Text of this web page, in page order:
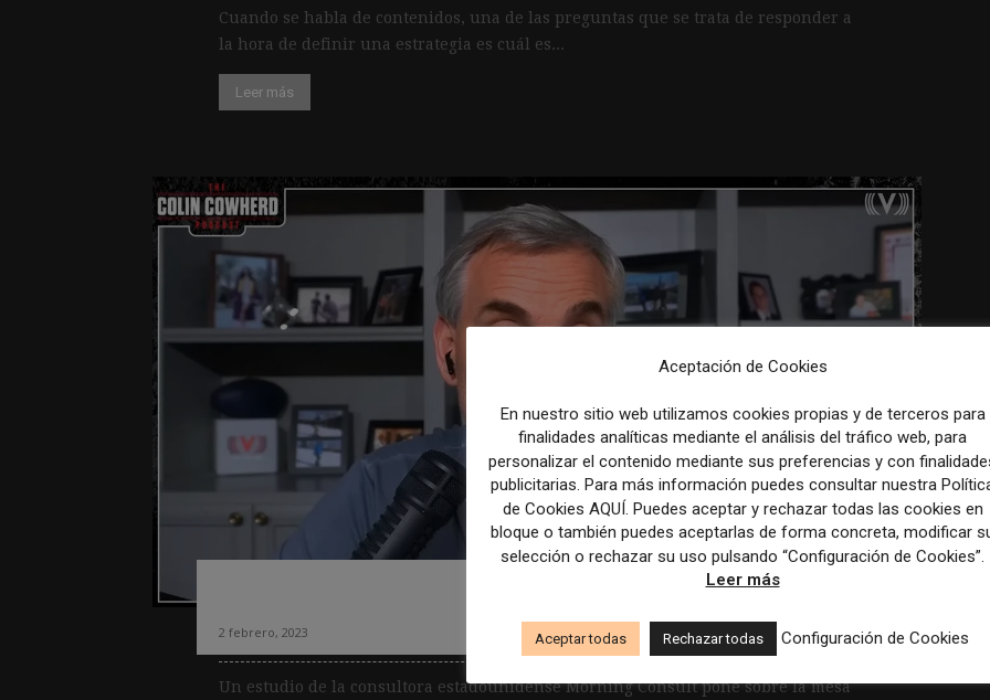
Cuando se habla de contenidos, una de las preguntas que se trata de responder a
la hora de definir una estrategia es cuál es...
Leer más
2 febrero, 2023
Un estudio de la consultora estadounidense Morning Consult pone sobre la mesa
Aceptación de Cookies
En nuestro sitio web utilizamos cookies propias y de terceros para
finalidades analíticas mediante el análisis del tráfico web, para
personalizar el contenido mediante sus preferencias y con
publicitarias. Para más información puedes consultar nuestra
de Cookies AQUÍ. Puedes aceptar y rechazar todas las cookies en
bloque o también puedes aceptarlas de forma concreta, modificar
selección o rechazar su uso pulsando “Configuración de Cookies”.
Leer más
Aceptar todas Rechazar todas Configuración de Cookies